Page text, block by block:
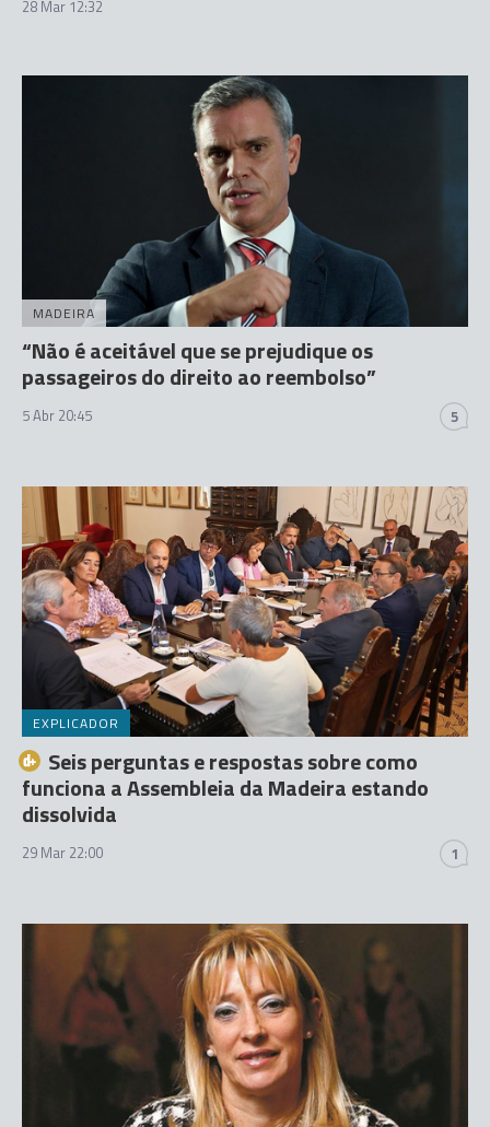
28 Mar 12:32
MADEIRA
“Não é aceitável que se prejudique os
passageiros do direito ao reembolso”
5 Abr 20:45 5
EXPLICADOR
Seis perguntas e respostas sobre como
funciona a Assembleia da Madeira estando
dissolvida
29 Mar 22:00 1